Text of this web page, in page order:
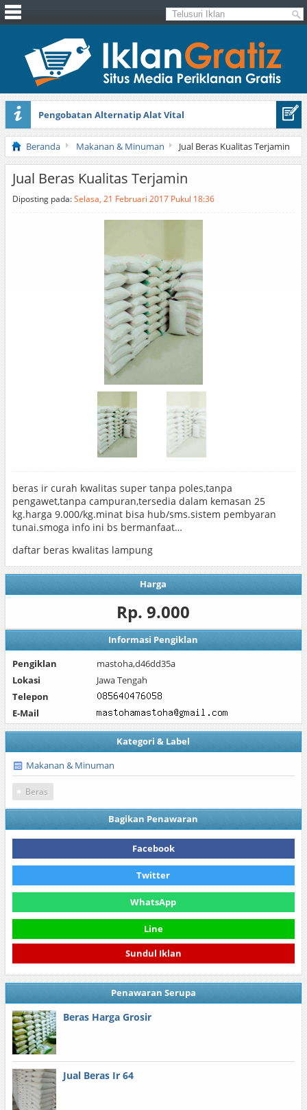
Pengobatan Alternatip Alat Vital
Pita Cantik Pesona
Beranda Makanan & Minuman Jual Beras Kualitas Terjamin
Jual Beras Kualitas Terjamin
Diposting pada:Selasa, 21 Februari 2017 Pukul 18:36
beras ir curah kwalitas super tanpa poles,tanpa
pengawet,tanpa campuran,tersedia dalam kemasan 25
kg.harga 9.000/kg.minat bisa hub/sms.sistem pembyaran
tunai.smoga info ini bs bermanfaat…
daftar beras kwalitas lampung
Harga
Rp. 9.000
Informasi Pengiklan
Pengiklan
mastoha,d46dd35a
Lokasi
Jawa Tengah
Telepon
E-Mail
Kategori & Label
Makanan & Minuman
Beras
Bagikan Penawaran
Facebook
Twitter
WhatsApp
Line
Sundul Iklan
Penawaran Serupa
Beras Harga Grosir
Jual Beras Ir 64